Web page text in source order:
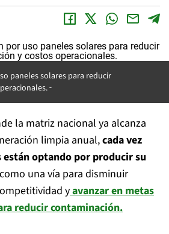
paneles solares para reducir
la matriz nacional ya alcanza
limpia anual,cada vez
están optando por producir su
como una vía para disminuir
yavanzar en metas
reducir contaminación.